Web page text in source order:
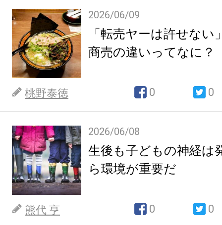
2026/06/09
「転売ヤーは許せな
商売の違いってなに？
桃野泰徳 0 0
2026/06/08
生後も子どもの神経は
ら環境が重要だ
熊代 亨 0 0